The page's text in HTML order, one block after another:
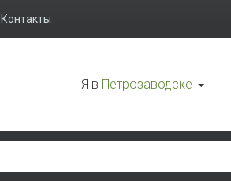
Контакты
Я в Петрозаводске